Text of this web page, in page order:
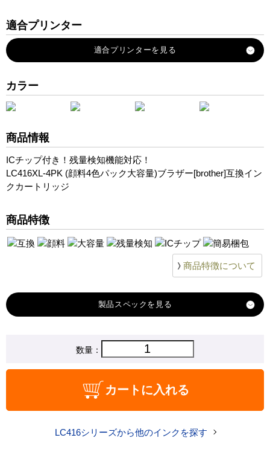
適合プリンター
MFC-J4440N
MFC-J4540N
MFC-J4940DN
DCP-J4143N
MFC-J4443N
MFC-J4543N
カラー
商品情報
ICチップ付き！残量検知機能対応！
LC416XL-4PK (顔料4色パック大容量)ブラザー[brother]互換イン
クカートリッジ
商品特徴
商品特徴について
製品スペック
LC416XLBK LC416XLC
11,500 円
数量：
カートに入れる
LC416シリーズから他のインクを探す